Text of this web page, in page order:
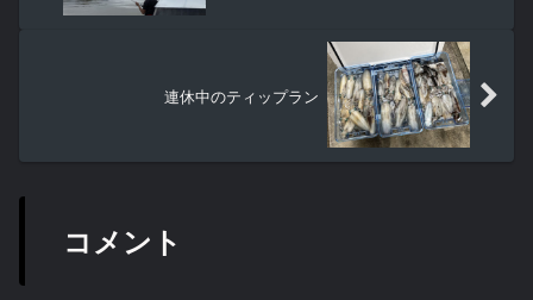
連休中のティップラン
コメント